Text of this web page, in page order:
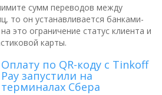
сумм переводов между
то он устанавливается банками-
это ограничение статус клиента и
карты.
Оплату по QR-коду с Tinkoff
Pay запустили на
терминалах Сбера